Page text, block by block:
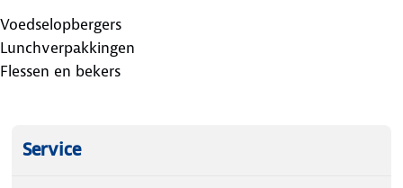
Voedselopbergers
Lunchverpakkingen
Flessen en bekers
Service